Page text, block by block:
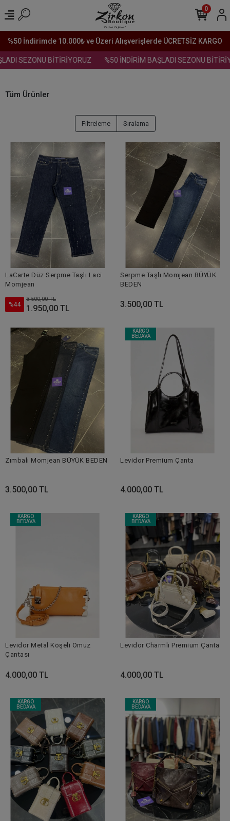
%50 İndirimde 10.000₺ ve Üzeri Alışverişlerde ÜCRETSİZ KARGO
SEZONU BİTİRİYORUZ %50 İNDİRİM BAŞLADI SEZONU
0
Tüm Ürünler
Filtreleme Sıralama
LaCarte Düz Serpme Taşlı Laci
Momjean
%44
3.500,00 TL
1.950,00 TL
Serpme Taşlı Momjean BÜYÜK
BEDEN
3.500,00 TL
Zımbalı Momjean BÜYÜK BEDEN
3.500,00 TL
KARGO
BEDAVA
Levidor Premium Çanta
4.000,00 TL
KARGO
BEDAVA
Levidor Metal Köşeli Omuz
Çantası
4.000,00 TL
KARGO
BEDAVA
Levidor Charmlı Premium Çanta
4.000,00 TL
KARGO
BEDAVA
KARGO
BEDAVA